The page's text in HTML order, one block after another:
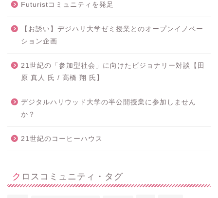
Futuristコミュニティを発足
【お誘い】デジハリ大学ゼミ授業とのオープンイノベー
ション企画
21世紀の「参加型社会」に向けたビジョナリー対談【田
原 真人 氏 / 高橋 翔 氏】
デジタルハリウッド大学の半公開授業に参加しません
か？
21世紀のコーヒーハウス
クロスコミュニティ・タグ